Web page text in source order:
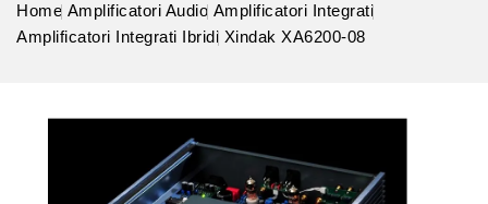
Home Amplificatori Audio Amplificatori Integrati
Amplificatori Integrati Ibridi Xindak XA6200-08